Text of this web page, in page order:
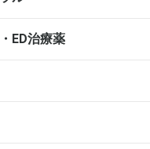
ED治療薬